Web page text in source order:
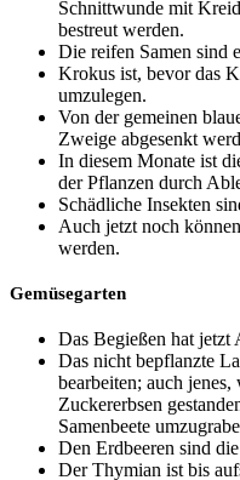
Schnittwunde mit
bestreut werden.
Die reifen Samen sind
Krokus ist, bevor das
umzulegen.
Von der gemeinen
Zweige abgesenkt
In diesem Monate ist
der Pflanzen durch
Schädliche Insekten
Auch jetzt noch
werden.
Gemüsegarten
Das Begießen hat jetzt
Das nicht bepflanzte
bearbeiten; auch
Zuckererbsen
Samenbeete
Den Erdbeeren sind
Der Thymian ist bis